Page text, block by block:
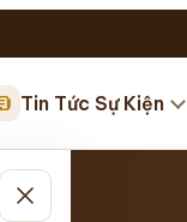
Tin Tức Sự Kiện